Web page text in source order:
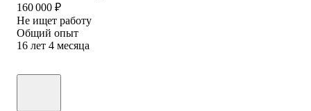
160 000 ₽
Не ищет работу
Общий опыт
16 лет 4 месяца